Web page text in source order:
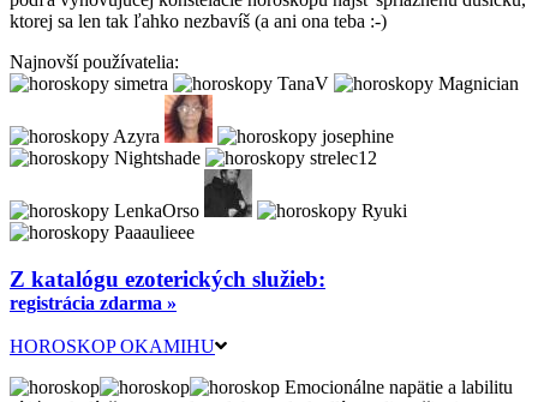
ktorej sa len tak ľahko nezbavíš (a ani ona teba :-)
Najnovší používatelia:
Z katalógu ezoterických služieb:
registrácia zdarma »
HOROSKOP OKAMIHU
Emocionálne napätie a labilitu